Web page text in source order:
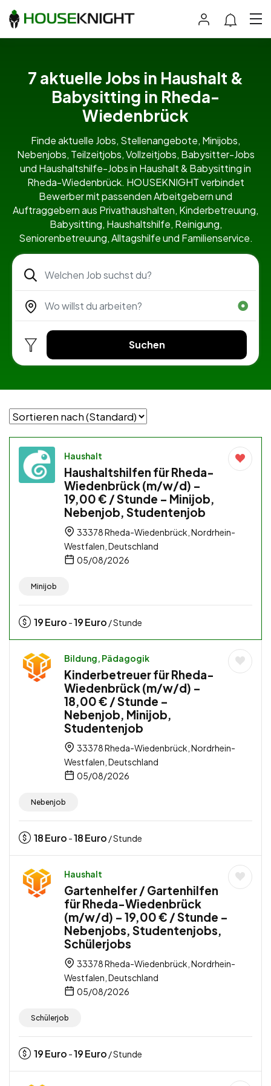
7 aktuelle Jobs in Haushalt &
Babysitting in Rheda-
Wiedenbrück
Finde aktuelle Jobs, Stellenangebote, Minijobs,
Nebenjobs, Teilzeitjobs, Vollzeitjobs, Babysitter-Jobs
und Haushaltshilfe-Jobs in Haushalt & Babysitting in
Rheda-Wiedenbrück. HOUSEKNIGHT verbindet
Bewerber mit passenden Arbeitgebern und
Auftraggebern aus Privathaushalten, Kinderbetreuung,
Babysitting, Haushaltshilfe, Reinigung,
Seniorenbetreuung, Alltagshilfe und Familienservice.
Suchen
Haushalt
Haushaltshilfen für Rheda-
Wiedenbrück (m/w/d) –
19,00 € / Stunde – Minijob,
Nebenjob, Studentenjob
33378 Rheda-Wiedenbrück, Nordrhein-
Westfalen, Deutschland
05/08/2026
Minijob
19Euro -19Euro / Stunde
Bildung, Pädagogik
Kinderbetreuer für Rheda-
Wiedenbrück (m/w/d) –
18,00 € / Stunde –
Nebenjob, Minijob,
Studentenjob
33378 Rheda-Wiedenbrück, Nordrhein-
Westfalen, Deutschland
05/08/2026
Nebenjob
18Euro -18Euro / Stunde
Haushalt
Gartenhelfer / Gartenhilfen
für Rheda-Wiedenbrück
(m/w/d) – 19,00 € / Stunde –
Nebenjobs, Studentenjobs,
Schülerjobs
33378 Rheda-Wiedenbrück, Nordrhein-
Westfalen, Deutschland
05/08/2026
Schülerjob
19Euro -19Euro / Stunde